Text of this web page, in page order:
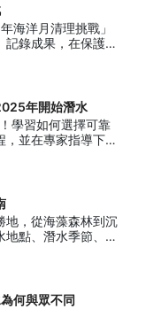
海洋月清理挑戰」
錄成果，在保護水
年開始潛水
學習如何選擇可靠
，並在專家指導下開
地，從海藻森林到沉
點、潛水季節、旅
中心。
何與眾不同